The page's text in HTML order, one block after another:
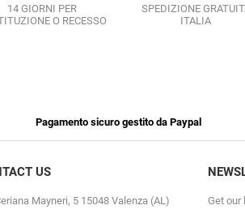
14 GIORNI PER
O RECESSO
SPEDIZIONE
ITALIA
Pagamento sicuro gestito da Paypal
US
Mayneri, 5 15048 Valenza (AL)
Get our